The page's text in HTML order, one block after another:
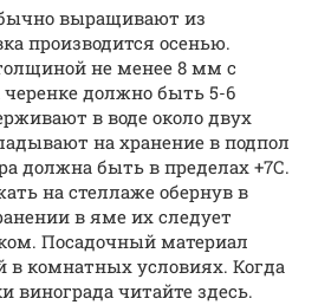
выращивают из
производится осенью.
не менее 8 мм с
должно быть 5-6
в воде около двух
на хранение в подпол
должна быть в пределах +7С.
на стеллаже обернув в
в яме их следует
Посадочный материал
в комнатных условиях. Когда
винограда читайте здесь.